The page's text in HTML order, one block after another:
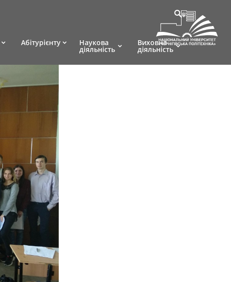
Абітурієнту Наукова
діяльність
Виховна
діяльність